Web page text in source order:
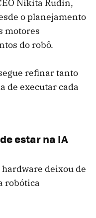
Nikita Rudin,
o planejamento
motores
do robô.
refinar tanto
de executar cada
estar na IA
deixou de
robótica